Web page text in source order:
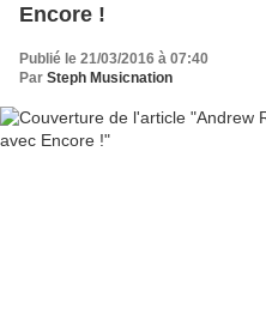
Encore !
Publié le 21/03/2016 à 07:40
Par Steph Musicnation